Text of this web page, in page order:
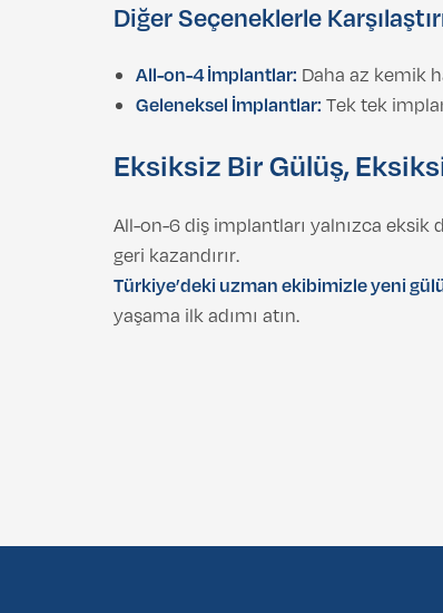
Diğer Seçeneklerle
All-on-4 İmplantlar: Daha az kemik
Geleneksel İmplantlar: Tek tek
Eksiksiz Bir Gülüş,
All-on-6 diş implantları yalnızca
geri kazandırır.
Türkiye’deki uzman ekibimizle yeni
yaşama ilk adımı atın.